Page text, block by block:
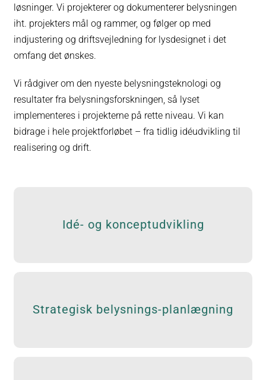
løsninger. Vi projekterer og dokumenterer belysningen
iht. projekters mål og rammer, og følger op med
indjustering og driftsvejledning for lysdesignet i det
omfang det ønskes.
Vi rådgiver om den nyeste belysningsteknologi og
resultater fra belysningsforskningen, så lyset
implementeres i projekterne på rette niveau. Vi kan
bidrage i hele projektforløbet – fra tidlig idéudvikling til
realisering og drift.
Idé- og konceptudvikling
indendørs belysning
Strategisk belysnings-planlægning
og landskaber – med fokus på identitet og tryghed